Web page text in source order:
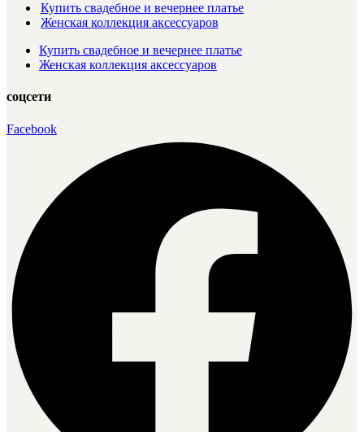
Купить свадебное и вечернее платье
Женская коллекция аксессуаров
Купить свадебное и вечернее платье
Женская коллекция аксессуаров
соцсети
Facebook